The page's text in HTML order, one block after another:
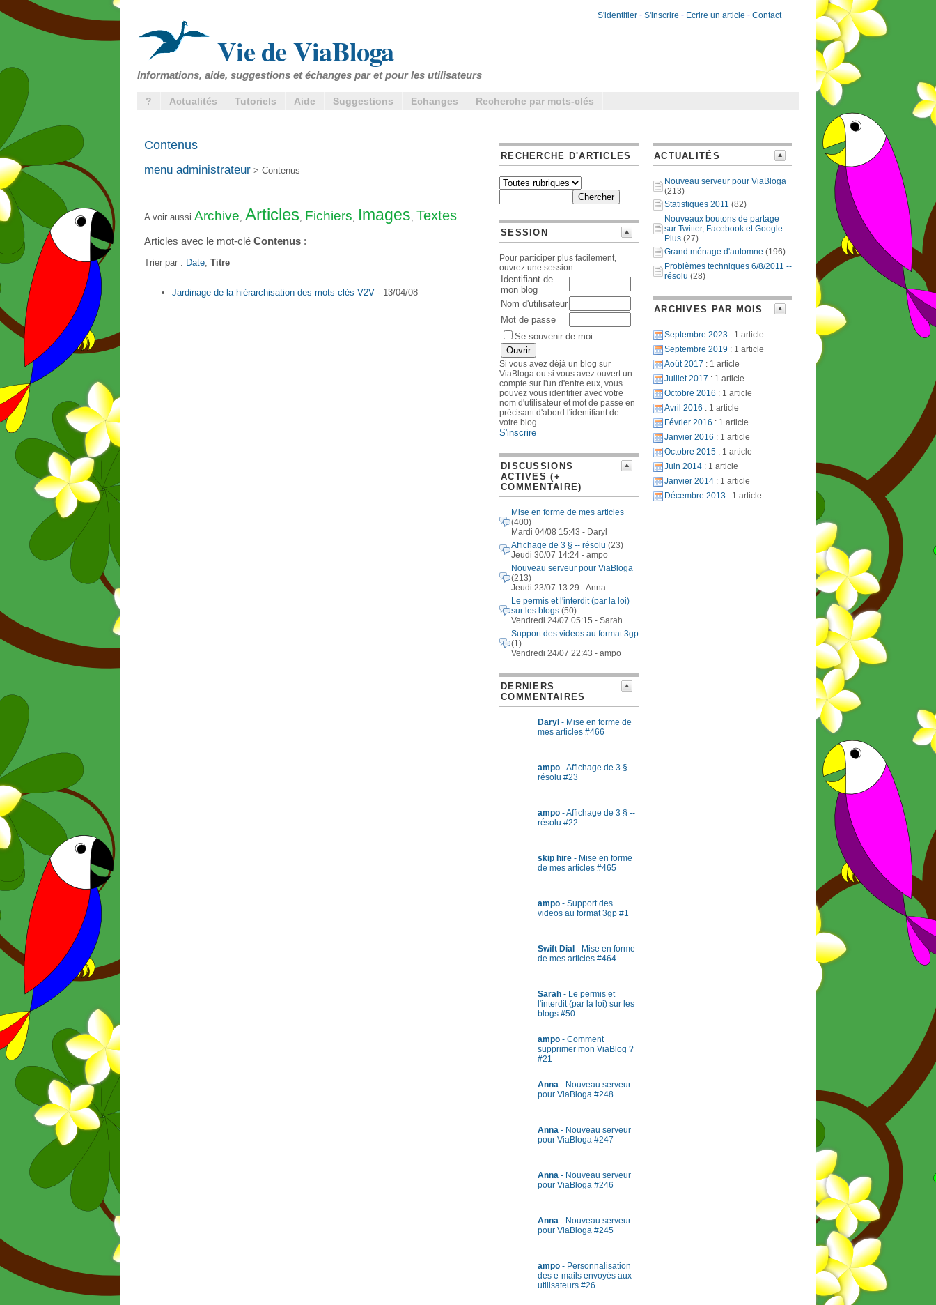
S'identifier - S'inscrire - Ecrire un article - Contact
Vie de ViaBloga
Informations, aide, suggestions et échanges par et pour les utilisateurs
? Actualités Tutoriels Aide Suggestions Echanges Recherche par mots-clés
Contenus
menu administrateur > Contenus
A voir aussi Archive, Articles, Fichiers, Images, Textes
Articles avec le mot-clé Contenus :
Trier par : Date, Titre
Jardinage de la hiérarchisation des mots-clés V2V - 13/04/08
RECHERCHE D'ARTICLES
SESSION
Pour participer plus facilement,
ouvrez une session :
Identifiant de
mon blog
Nom d'utilisateur
Mot de passe
Se souvenir de moi
Si vous avez déjà un blog sur
ViaBloga ou si vous avez ouvert un
compte sur l'un d'entre eux, vous
pouvez vous identifier avec votre
nom d'utilisateur et mot de passe en
précisant d'abord l'identifiant de
votre blog.
S'inscrire
DISCUSSIONS
ACTIVES (+
COMMENTAIRE)
Mise en forme de mes articles
(400)
Mardi 04/08 15:43 - Daryl
Affichage de 3 § -- résolu (23)
Jeudi 30/07 14:24 - ampo
Nouveau serveur pour ViaBloga
(213)
Jeudi 23/07 13:29 - Anna
Le permis et l'interdit (par la loi)
sur les blogs (50)
Vendredi 24/07 05:15 - Sarah
Support des videos au format 3gp
(1)
Vendredi 24/07 22:43 - ampo
DERNIERS
COMMENTAIRES
Daryl - Mise en forme de
mes articles #466
ampo - Affichage de 3 § --
résolu #23
ampo - Affichage de 3 § --
résolu #22
skip hire - Mise en forme
de mes articles #465
ampo - Support des
videos au format 3gp #1
Swift Dial - Mise en forme
de mes articles #464
Sarah - Le permis et
l'interdit (par la loi) sur les
blogs #50
ampo - Comment
supprimer mon ViaBlog ?
#21
Anna - Nouveau serveur
pour ViaBloga #248
Anna - Nouveau serveur
pour ViaBloga #247
Anna - Nouveau serveur
pour ViaBloga #246
Anna - Nouveau serveur
pour ViaBloga #245
ampo - Personnalisation
des e-mails envoyés aux
utilisateurs #26
ACTUALITÉS
Nouveau serveur pour ViaBloga
(213)
Statistiques 2011 (82)
Nouveaux boutons de partage
sur Twitter, Facebook et Google
Plus (27)
Grand ménage d'automne (196)
Problèmes techniques 6/8/2011 --
résolu (28)
ARCHIVES PAR MOIS
Septembre 2023 : 1 article
Septembre 2019 : 1 article
Août 2017 : 1 article
Juillet 2017 : 1 article
Octobre 2016 : 1 article
Avril 2016 : 1 article
Février 2016 : 1 article
Janvier 2016 : 1 article
Octobre 2015 : 1 article
Juin 2014 : 1 article
Janvier 2014 : 1 article
Décembre 2013 : 1 article